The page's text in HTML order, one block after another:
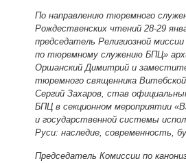
По направлению тюремного
Рождественских чтений 28-29
председатель Религиозной
по тюремному служению БПЦ»
Оршанский Димитрий и
тюремного священника
Сергий Захаров, став
БПЦ в секционном мероприятии
и государственной системы
Руси: наследие, современность,
Председатель Комиссии по